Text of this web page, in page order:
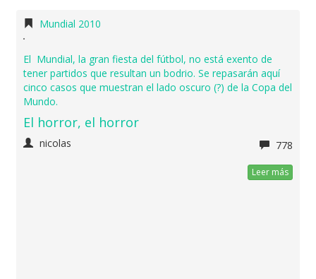
Mundial 2010
El Mundial, la gran fiesta del fútbol, no está exento de
tener partidos que resultan un bodrio. Se repasarán aquí
cinco casos que muestran el lado oscuro (?) de la Copa del
Mundo.
El horror, el horror
nicolas 778
Leer más